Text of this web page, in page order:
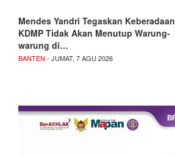
Mendes Yandri Tegaskan Keberadaan
KDMP Tidak Akan Menutup Warung-
warung di…
BANTEN - JUMAT, 7 AGU 2026